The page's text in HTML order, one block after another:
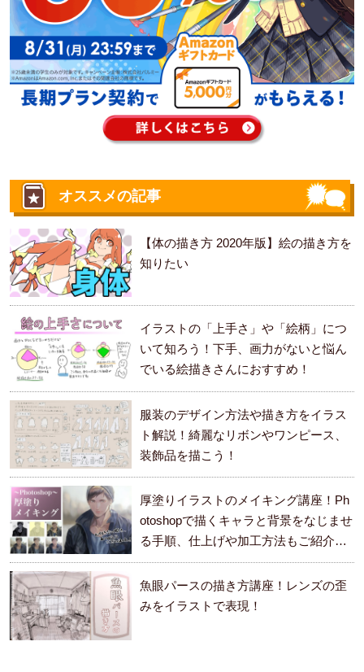
オススメの記事
【体の描き方 2020年版】絵の描き方を
知りたい
イラストの「上手さ」や「絵柄」につ
いて知ろう！下手、画力がないと悩ん
でいる絵描きさんにおすすめ！
服装のデザイン方法や描き方をイラス
ト解説！綺麗なリボンやワンピース、
装飾品を描こう！
厚塗りイラストのメイキング講座！Ph
otoshopで描くキャラと背景をなじませ
る手順、仕上げや加工方法もご紹介し
ます。
魚眼パースの描き方講座！レンズの歪
みをイラストで表現！